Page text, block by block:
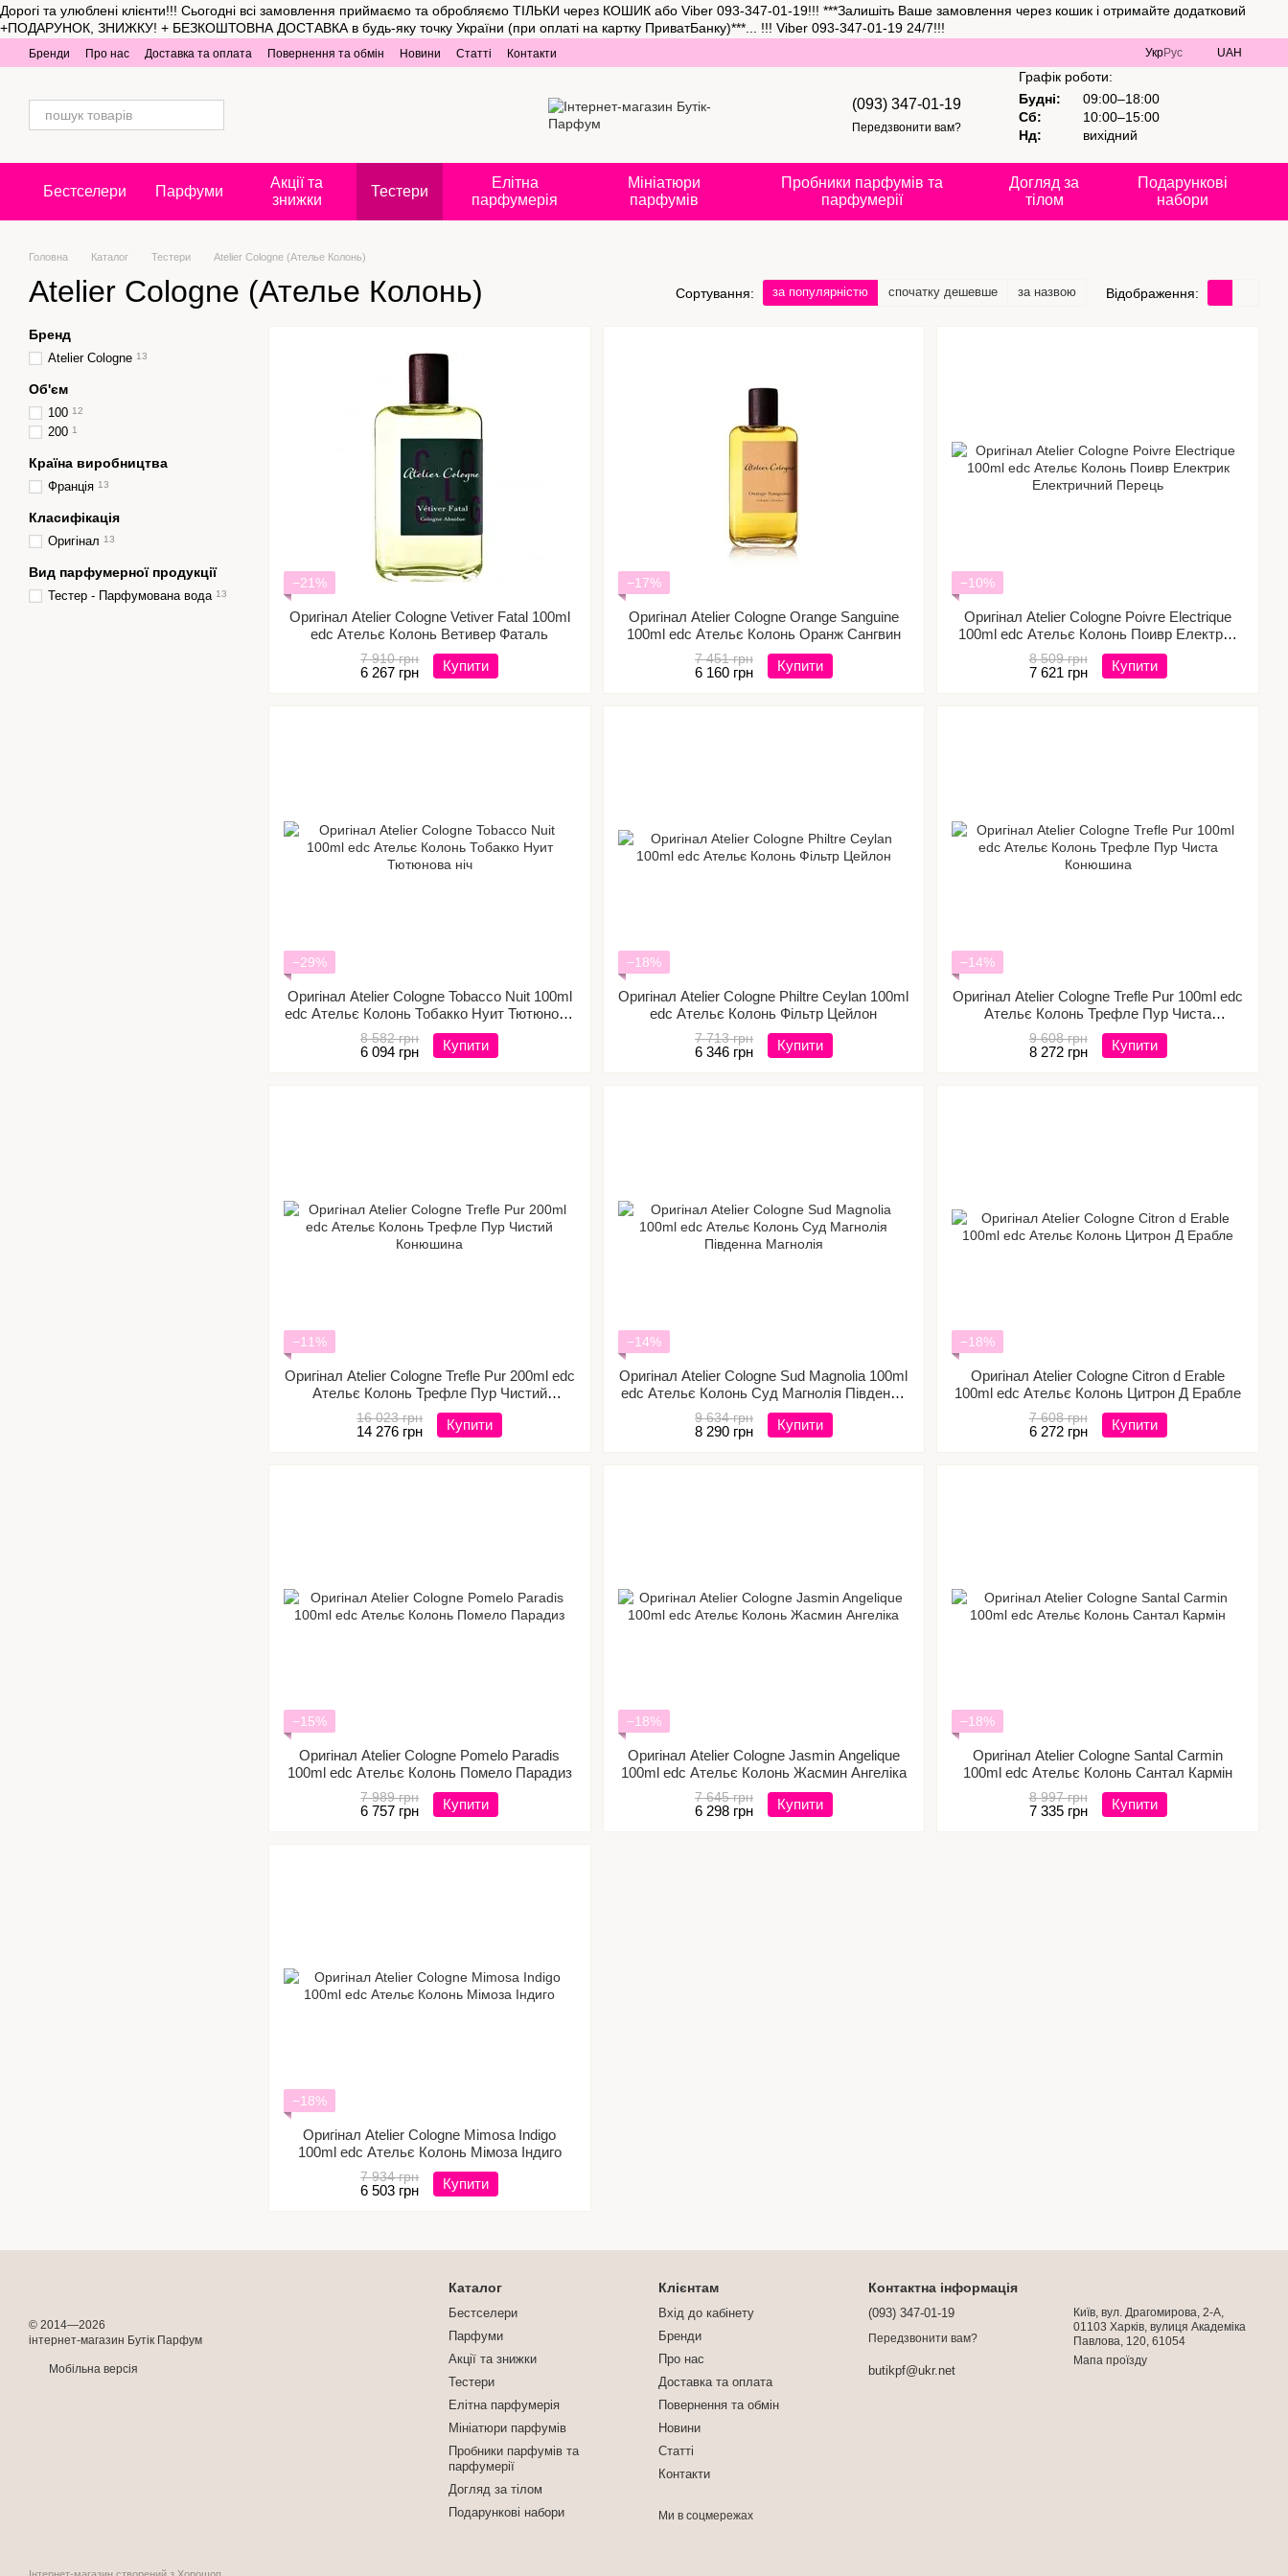
Перейти до основного контенту
Дорогі та улюблені клієнти!!! Сьогодні всі замовлення приймаємо та обробляємо ТІЛЬКИ через КОШИК або Viber 093-347-01-19!!! ***Залишіть Ваше замовлення через кошик і отримайте додатковий
+ПОДАРУНОК, ЗНИЖКУ! + БЕЗКОШТОВНА ДОСТАВКА в будь-яку точку України (при оплаті на картку ПриватБанку)***... !!! Viber 093-347-01-19 24/7!!!
Бренди Про нас Доставка та оплата Повернення та обмін Новини Статті Контакти УкрРус UAH
(093) 347-01-19
Передзвонити вам?
Графік роботи:
Будні:
09:00–18:00
Сб:
10:00–15:00
Нд:
вихідний
Бестселери Парфуми
Акції та
знижки
Тестери
Елітна
парфумерія
Мініатюри
парфумів
Пробники парфумів та
парфумерії
Догляд за
тілом
Подарункові
набори
Головна Каталог Тестери Atelier Cologne (Ателье Колонь)
Atelier Cologne (Ателье Колонь) Сортування: за популярністю спочатку дешевше за назвою Відображення:
−21%
Оригінал Atelier Cologne Vetiver Fatal 100ml
edc Ательє Колонь Ветивер Фаталь
7 910 грн
6 267 грн Купити
−17%
Оригінал Atelier Cologne Orange Sanguine
100ml edc Ательє Колонь Оранж Сангвин
7 451 грн
6 160 грн Купити
−10%
Оригінал Atelier Cologne Poivre Electrique
100ml edc Ательє Колонь Поивр Електрик
Електричний Перець
8 509 грн
7 621 грн Купити
−29%
Оригінал Atelier Cologne Tobacco Nuit 100ml
edc Ательє Колонь Тобакко Нуит Тютюнова
ніч
8 582 грн
6 094 грн Купити
−18%
Оригінал Atelier Cologne Philtre Ceylan 100ml
edc Ательє Колонь Фільтр Цейлон
7 713 грн
6 346 грн Купити
−14%
Оригінал Atelier Cologne Trefle Pur 100ml edc
Ательє Колонь Трефле Пур Чиста
Конюшина
9 608 грн
8 272 грн Купити
−11%
Оригінал Atelier Cologne Trefle Pur 200ml edc
Ательє Колонь Трефле Пур Чистий
Конюшина
16 023 грн
14 276 грн Купити
−14%
Оригінал Atelier Cologne Sud Magnolia 100ml
edc Ательє Колонь Суд Магнолія Південна
Магнолія
9 634 грн
8 290 грн Купити
−18%
Оригінал Atelier Cologne Citron d Erable
100ml edc Ательє Колонь Цитрон Д Ерабле
7 608 грн
6 272 грн Купити
−15%
Оригінал Atelier Cologne Pomelo Paradis
100ml edc Ательє Колонь Помело Парадиз
7 989 грн
6 757 грн Купити
−18%
Оригінал Atelier Cologne Jasmin Angelique
100ml edc Ательє Колонь Жасмин Ангеліка
7 645 грн
6 298 грн Купити
−18%
Оригінал Atelier Cologne Santal Carmin
100ml edc Ательє Колонь Сантал Кармін
8 997 грн
7 335 грн Купити
−18%
Оригінал Atelier Cologne Mimosa Indigo
100ml edc Ательє Колонь Мімоза Індиго
7 934 грн
6 503 грн Купити
Бренд
Atelier Cologne 13
Об'єм
100 12
200 1
Країна виробництва
Франція 13
Класифікація
Оригінал 13
Вид парфумерної продукції
Тестер - Парфумована вода 13
© 2014—2026
інтернет-магазин Бутік Парфум
Мобільна версія
Каталог
Бестселери
Парфуми
Акції та знижки
Тестери
Елітна парфумерія
Мініатюри парфумів
Пробники парфумів та
парфумерії
Догляд за тілом
Подарункові набори
Клієнтам
Вхід до кабінету
Бренди
Про нас
Доставка та оплата
Повернення та обмін
Новини
Статті
Контакти
Ми в соцмережах
Контактна інформація
(093) 347-01-19
Передзвонити вам?
butikpf@ukr.net
Київ, вул. Драгомирова, 2-А,
01103 Харків, вулиця Академіка
Павлова, 120, 61054
Мапа проїзду